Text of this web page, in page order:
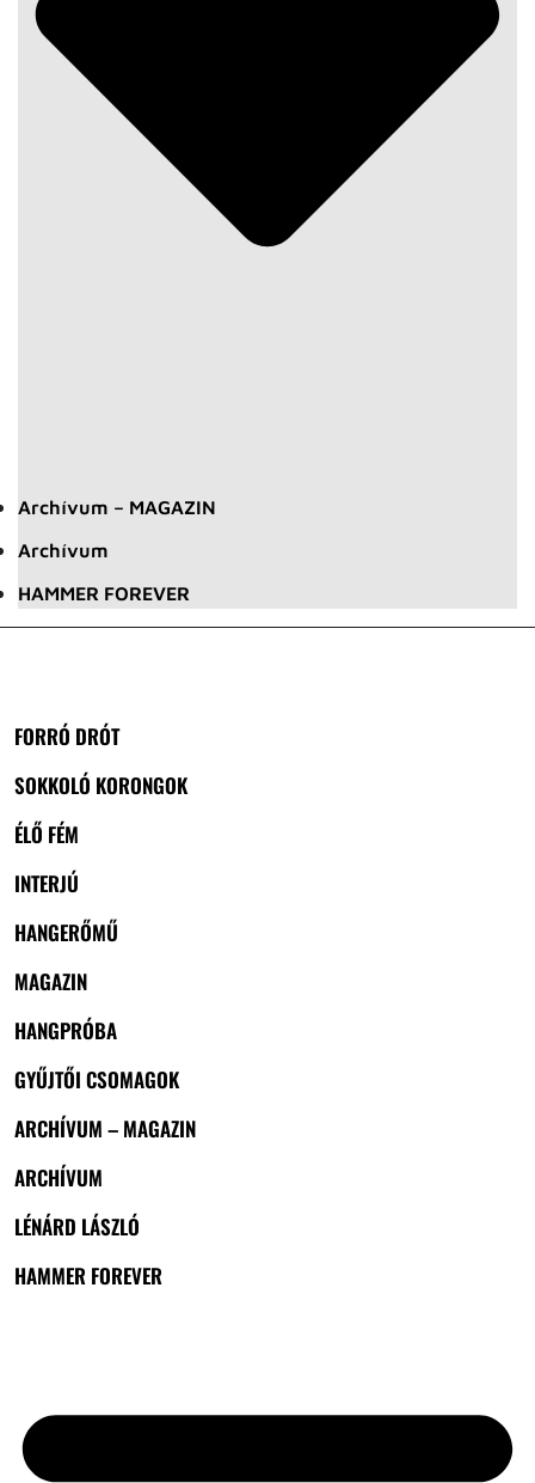
Archívum – MAGAZIN
Archívum
HAMMER FOREVER
FORRÓ DRÓT
SOKKOLÓ KORONGOK
ÉLŐ FÉM
INTERJÚ
HANGERŐMŰ
MAGAZIN
HANGPRÓBA
GYŰJTŐI CSOMAGOK
ARCHÍVUM – MAGAZIN
ARCHÍVUM
LÉNÁRD LÁSZLÓ
HAMMER FOREVER